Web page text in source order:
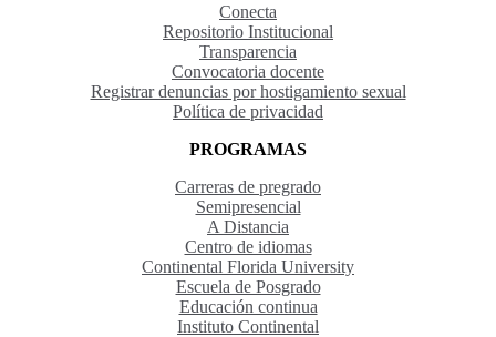
Conecta
Repositorio Institucional
Transparencia
Convocatoria docente
Registrar denuncias por hostigamiento sexual
Política de privacidad
PROGRAMAS
Carreras de pregrado
Semipresencial
A Distancia
Centro de idiomas
Continental Florida University
Escuela de Posgrado
Educación continua
Instituto Continental